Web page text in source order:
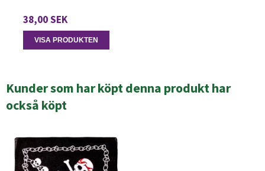
38,00 SEK
VISA PRODUKTEN
Kunder som har köpt denna produkt har
också köpt